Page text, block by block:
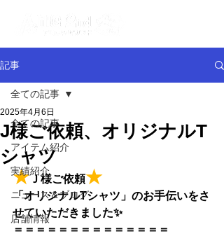
記事
全ての記事
アイテム紹介
実績紹介
ニュース＆ブログ
店舗情報
全ての記事
J様ご依頼、オリジナルT
シャツ
2025年4月6日
★Ｊ様ご依頼★
「オリジナルTシャツ」のお手伝いをさ
せていただきました✨
＝＝＝＝＝＝＝＝＝＝＝＝＝＝